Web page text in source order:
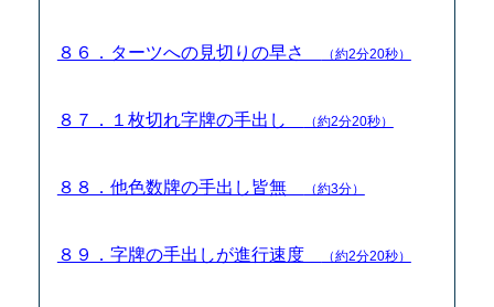
８６．ターツへの見切りの早さ （約2分20秒）
８７．１枚切れ字牌の手出し （約2分20秒）
８８．他色数牌の手出し皆無 （約3分）
８９．字牌の手出しが進行速度 （約2分20秒）